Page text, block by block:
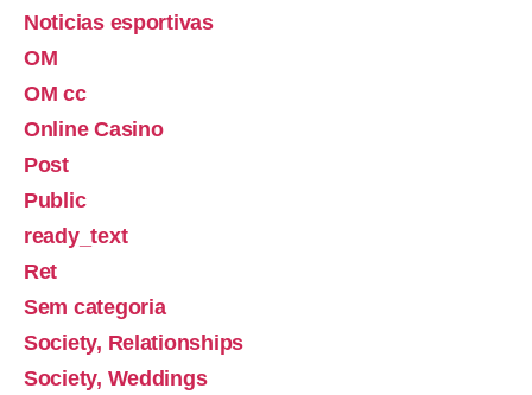
Noticias esportivas
OM
OM cc
Online Casino
Post
Public
ready_text
Ret
Sem categoria
Society, Relationships
Society, Weddings